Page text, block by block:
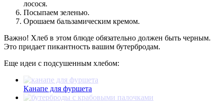
лосося.
Посыпаем зеленью.
Орошаем бальзамическим кремом.
Важно! Хлеб в этом блюде обязательно должен быть черным.
Это придает пикантность вашим бутербродам.
Еще идеи с подсушенным хлебом:
Канапе для фуршета